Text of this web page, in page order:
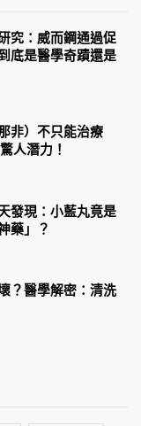
究：威而鋼通過促
底是醫學奇蹟還是
非）不只能治療
人潛力！
發現：小藍丸竟是
藥」？
？醫學解密：清洗